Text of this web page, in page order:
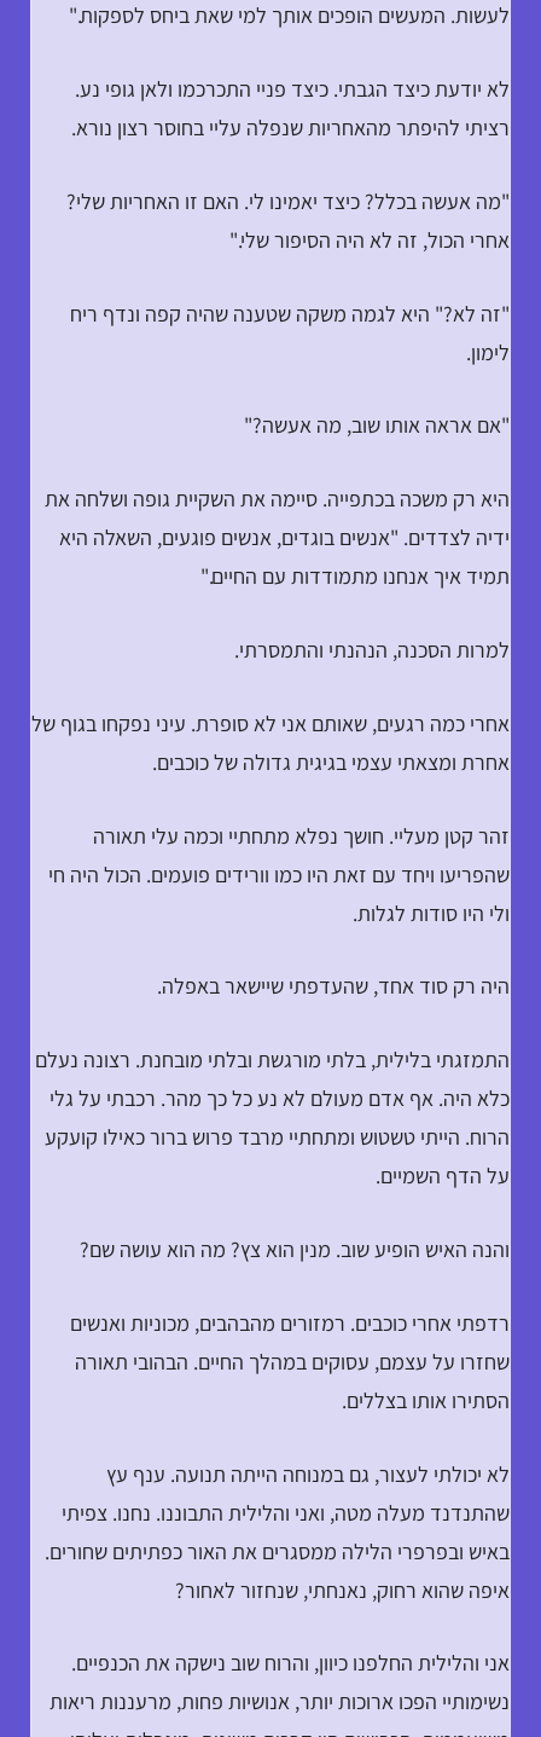
לעשות. המעשים הופכים אותך למי שאת ביחס לספקות."
לא יודעת כיצד הגבתי. כיצד פניי התכרכמו ולאן גופי נע.
רציתי להיפתר מהאחריות שנפלה עליי בחוסר רצון נורא.
"מה אעשה בכלל? כיצד יאמינו לי. האם זו האחריות שלי?
אחרי הכול, זה לא היה הסיפור שלי."
"זה לא?" היא לגמה משקה שטענה שהיה קפה ונדף ריח
לימון.
"אם אראה אותו שוב, מה אעשה?"
היא רק משכה בכתפייה. סיימה את השקיית גופה ושלחה את
ידיה לצדדים. "אנשים בוגדים, אנשים פוגעים, השאלה היא
תמיד איך אנחנו מתמודדות עם החיים."
למרות הסכנה, הנהנתי והתמסרתי.
אחרי כמה רגעים, שאותם אני לא סופרת. עיני נפקחו בגוף של
אחרת ומצאתי עצמי בגיגית גדולה של כוכבים.
זהר קטן מעליי. חושך נפלא מתחתיי וכמה עלי תאורה
שהפריעו ויחד עם זאת היו כמו וורידים פועמים. הכול היה חי
ולי היו סודות לגלות.
היה רק סוד אחד, שהעדפתי שיישאר באפלה.
התמזגתי בלילית, בלתי מורגשת ובלתי מובחנת. רצונה נעלם
כלא היה. אף אדם מעולם לא נע כל כך מהר. רכבתי על גלי
הרוח. הייתי טשטוש ומתחתיי מרבד פרוש ברור כאילו קועקע
על הדף השמיים.
והנה האיש הופיע שוב. מנין הוא צץ? מה הוא עושה שם?
רדפתי אחרי כוכבים. רמזורים מהבהבים, מכוניות ואנשים
שחזרו על עצמם, עסוקים במהלך החיים. הבהובי תאורה
הסתירו אותו בצללים.
לא יכולתי לעצור, גם במנוחה הייתה תנועה. ענף עץ
שהתנדנד מעלה מטה, ואני והלילית התבוננו. נחנו. צפיתי
באיש ובפרפרי הלילה ממסגרים את האור כפתיתים שחורים.
איפה שהוא רחוק, נאנחתי, שנחזור לאחור?
אני והלילית החלפנו כיוון, והרוח שוב נישקה את הכנפיים.
נשימותיי הפכו ארוכות יותר, אנושיות פחות, מרעננות ריאות